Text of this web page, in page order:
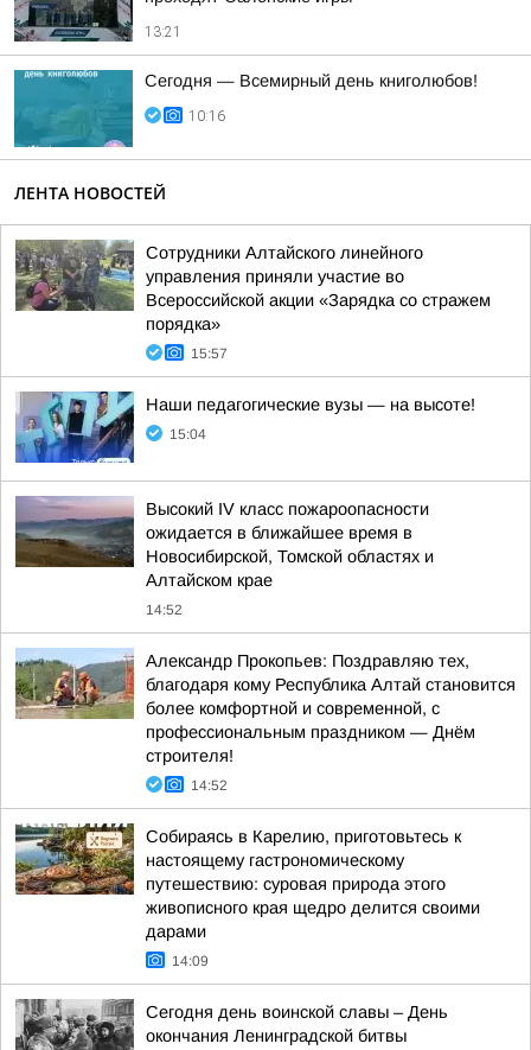
13:21
Сегодня — Всемирный день книголюбов!
10:16
ЛЕНТА НОВОСТЕЙ
Сотрудники Алтайского линейного
управления приняли участие во
Всероссийской акции «Зарядка со стражем
порядка»
15:57
Наши педагогические вузы — на высоте!
15:04
Высокий IV класс пожароопасности
ожидается в ближайшее время в
Новосибирской, Томской областях и
Алтайском крае
14:52
Александр Прокопьев: Поздравляю тех,
благодаря кому Республика Алтай становится
более комфортной и современной, с
профессиональным праздником — Днём
строителя!
14:52
Собираясь в Карелию, приготовьтесь к
настоящему гастрономическому
путешествию: суровая природа этого
живописного края щедро делится своими
дарами
14:09
Сегодня день воинской славы – День
окончания Ленинградской битвы